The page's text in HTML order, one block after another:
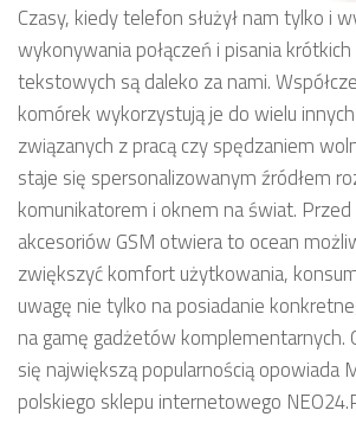
Czasy, kiedy telefon służył nam tylko i
wykonywania połączeń i pisania
tekstowych są daleko za nami.
komórek wykorzystują je do wielu
związanych z pracą czy spędzaniem
staje się spersonalizowanym źródłem
komunikatorem i oknem na świat.
akcesoriów GSM otwiera to ocean
zwiększyć komfort użytkowania,
uwagę nie tylko na posiadanie
na gamę gadżetów komplementarnych.
się największą popularnością opowiada
polskiego sklepu internetowego